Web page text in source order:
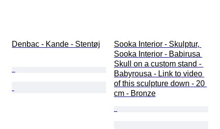
Denbac - Kande - Stentøj
Sooka Interior - Skulptur,
Sooka Interior - Babirusa
Skull on a custom stand -
Babyrousa - Link to video
of this sculpture down - 20
cm - Bronze